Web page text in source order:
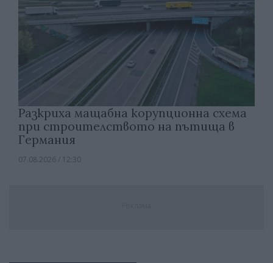
Разкриха мащабна корупционна схема
при строителството на пътища в
Германия
07.08.2026 / 12:30